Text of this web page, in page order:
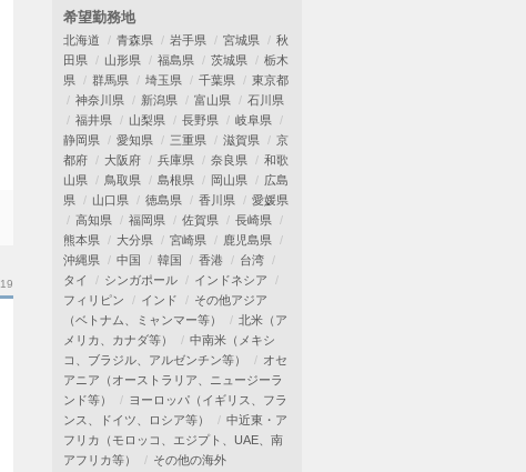
希望勤務地
北海道 青森県 岩手県 宮城県
秋
田県
山形県 福島県 茨城県
栃木
県
群馬県 埼玉県 千葉県
東京都
神奈川県
新潟県 富山県
石川県
福井県
山梨県 長野県
岐阜県
静岡県
愛知県 三重県 滋賀県
京
都府
大阪府 兵庫県 奈良県
和歌
山県
鳥取県 島根県 岡山県
広島
県
山口県 徳島県 香川県
愛媛県
高知県
福岡県 佐賀県
長崎県
熊本県
大分県 宮崎県
鹿児島県
沖縄県
中国 韓国 香港
台湾
タイ
シンガポール
インドネシア
フィリピン
インド
その他アジア
（ベトナム、ミャンマー等）
北米（ア
メリカ、カナダ等）
中南米（メキシ
コ、ブラジル、アルゼンチン等）
オセ
アニア（オーストラリア、ニュージーラ
ンド等）
ヨーロッパ（イギリス、フラ
ンス、ドイツ、ロシア等）
中近東・ア
フリカ（モロッコ、エジプト、UAE、南
アフリカ等）
その他の海外